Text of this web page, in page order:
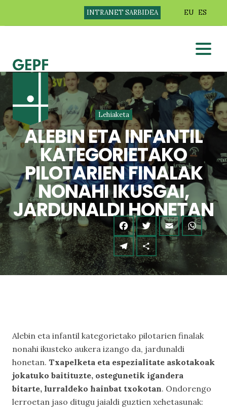
INTRANET SARBIDEA EU ES
Lehiaketa
ALEBIN ETA INFANTIL
KATEGORIETAKO
PILOTARIEN FINALAK
NONAHI IKUSGAI,
JARDUNALDI HONETAN
Alebin eta infantil kategorietako pilotarien finalak
nonahi ikusteko aukera izango da, jardunaldi
honetan. Txapelketa eta espezialitate askotakoak
jokatuko baitituzte, ostegunetik igandera
bitarte, lurraldeko hainbat txokotan. Ondorengo
lerroetan jaso ditugu jaialdi guztien xehetasunak: